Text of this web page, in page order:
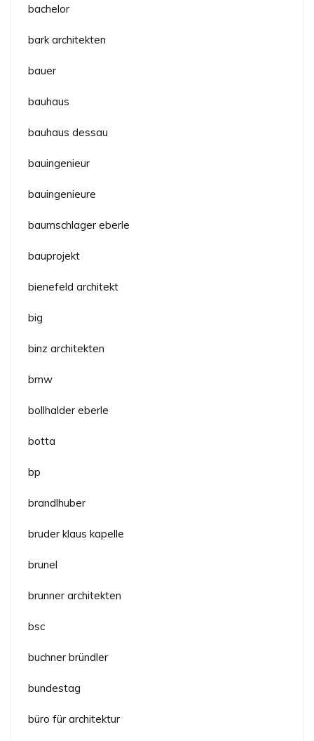
bachelor
bark architekten
bauer
bauhaus
bauhaus dessau
bauingenieur
bauingenieure
baumschlager eberle
bauprojekt
bienefeld architekt
big
binz architekten
bmw
bollhalder eberle
botta
bp
brandlhuber
bruder klaus kapelle
brunel
brunner architekten
bsc
buchner bründler
bundestag
büro für architektur